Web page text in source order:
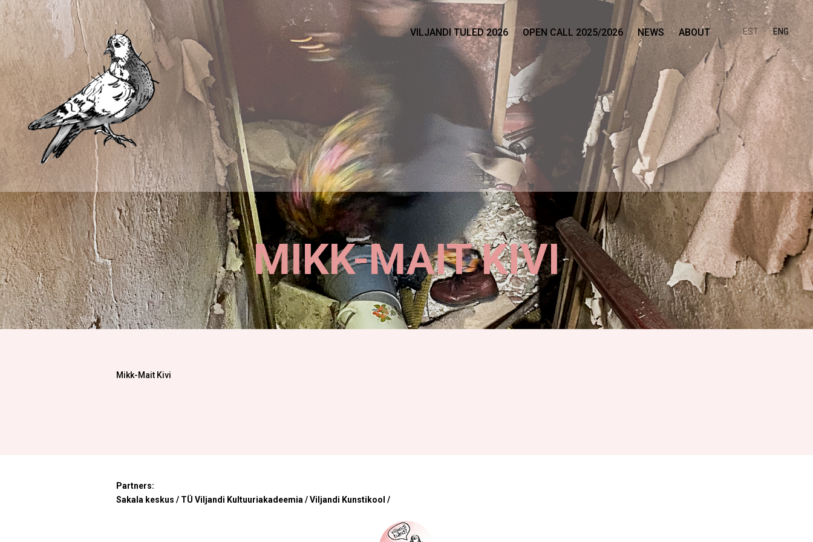
VILJANDI TULED 2026 OPEN CALL 2025/2026 NEWS ABOUT EST ENG
MIKK-MAIT KIVI
Mikk-Mait Kivi
Partners:
Sakala keskus / TÜ Viljandi Kultuuriakadeemia / Viljandi Kunstikool /